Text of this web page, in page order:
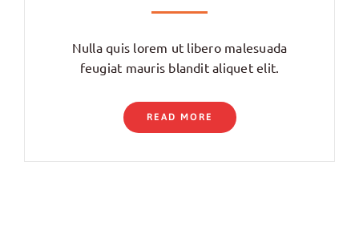
Nulla quis lorem ut libero malesuada
feugiat mauris blandit aliquet elit.
READ MORE